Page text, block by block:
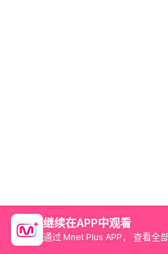
继续在APP中观看
通过 Mnet Plus APP， 查看全